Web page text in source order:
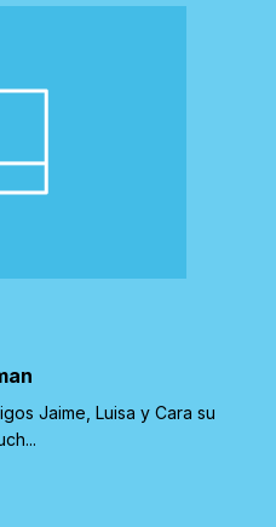
Jaime, Luisa y Cara su